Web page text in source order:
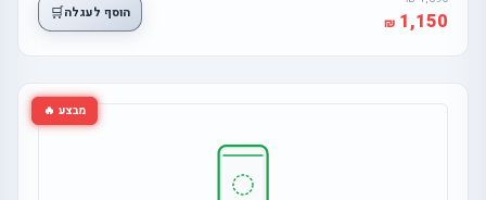
1,150 הוסף לעגלה🛒
מבצע 🔥